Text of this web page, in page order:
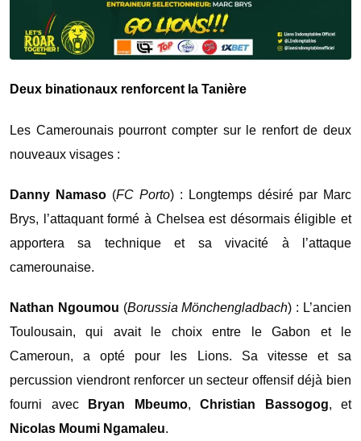
Deux binationaux renforcent la Tanière
Les Camerounais pourront compter sur le renfort de deux
nouveaux visages :
Danny Namaso (FC Porto) : Longtemps désiré par Marc
Brys, l’attaquant formé à Chelsea est désormais éligible et
apportera sa technique et sa vivacité à l’attaque
camerounaise.
Nathan Ngoumou (Borussia Mönchengladbach) : L’ancien
Toulousain, qui avait le choix entre le Gabon et le
Cameroun, a opté pour les Lions. Sa vitesse et sa
percussion viendront renforcer un secteur offensif déjà bien
fourni avec
Bryan Mbeumo, Christian Bassogog, et
Nicolas Moumi Ngamaleu.